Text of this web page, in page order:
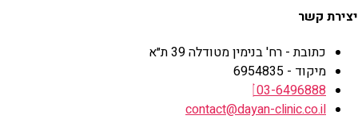
יצירת קשר
כתובת - רח' בנימין מטודלה 39 ת״א
מיקוד - 6954835
03-6496888
contact@dayan-clinic.co.il